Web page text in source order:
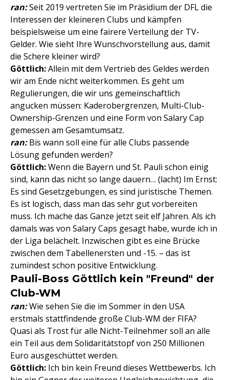
ran:Seit 2019 vertreten Sie im Präsidium der DFL die
Interessen der kleineren Clubs und kämpfen
beispielsweise um eine fairere Verteilung der TV-
Gelder. Wie sieht Ihre Wunschvorstellung aus, damit
die Schere kleiner wird?
Göttlich:Allein mit dem Vertrieb des Geldes werden
wir am Ende nicht weiterkommen. Es geht um
Regulierungen, die wir uns gemeinschaftlich
angucken müssen: Kaderobergrenzen, Multi-Club-
Ownership-Grenzen und eine Form von Salary Cap
gemessen am Gesamtumsatz.
ran:Bis wann soll eine für alle Clubs passende
Lösung gefunden werden?
Göttlich:Wenn die Bayern und St. Pauli schon einig
sind, kann das nicht so lange dauern… (lacht) Im Ernst:
Es sind Gesetzgebungen, es sind juristische Themen.
Es ist logisch, dass man das sehr gut vorbereiten
muss. Ich mache das Ganze jetzt seit elf Jahren. Als ich
damals was von Salary Caps gesagt habe, wurde ich in
der Liga belächelt. Inzwischen gibt es eine Brücke
zwischen dem Tabellenersten und -15. – das ist
zumindest schon positive Entwicklung.
Pauli-Boss Göttlich kein "Freund" der
Club-WM
ran:Wie sehen Sie die im Sommer in den USA
erstmals stattfindende große Club-WM der FIFA?
Quasi als Trost für alle Nicht-Teilnehmer soll an alle
ein Teil aus dem Solidaritätstopf von 250 Millionen
Euro ausgeschüttet werden.
Göttlich: Ich bin kein Freund dieses Wettbewerbs. Ich